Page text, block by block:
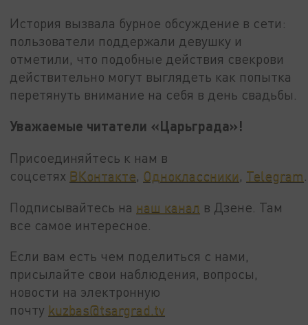
История вызвала бурное обсуждение в сети:
пользователи поддержали девушку и
отметили, что подобные действия свекрови
действительно могут выглядеть как попытка
перетянуть внимание на себя в день свадьбы.
Уважаемые читатели «Царьграда»!
Присоединяйтесь к нам в
соцсетях ВКонтакте, Одноклассники, Telegram
Подписывайтесь на наш канал в Дзене. Там
все самое интересное.
Если вам есть чем поделиться с нами,
присылайте свои наблюдения, вопросы,
новости на электронную
почту kuzbas@tsargrad.tv